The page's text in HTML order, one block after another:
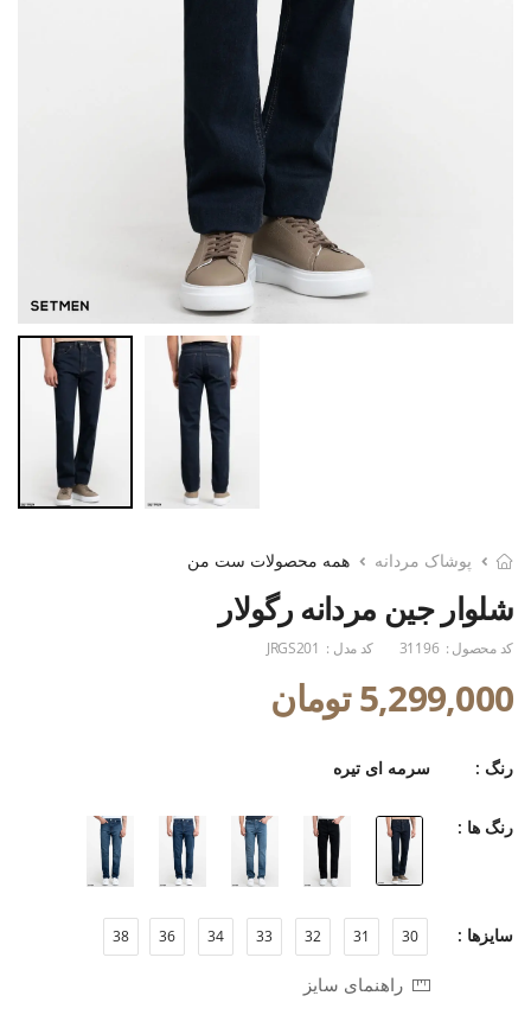
پوشاک مردانه همه محصولات ست من
شلوار جین مردانه رگولار
کد محصول : 31196 کد مدل : JRGS201
5,299,000 تومان
رنگ : سرمه ای تیره
رنگ ها :
سایزها : 30
31
32
33
34
36
38
راهنمای سایز